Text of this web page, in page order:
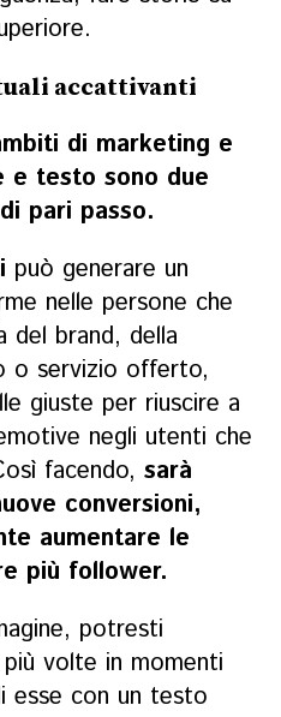
accattivanti
di marketing e
e testo sono due
pari passo.
può generare un
nelle persone che
del brand, della
o servizio offerto,
giuste per riuscire a
negli utenti che
facendo,sarà
conversioni,
aumentare le
più follower.
potresti
volte in momenti
esse con un testo